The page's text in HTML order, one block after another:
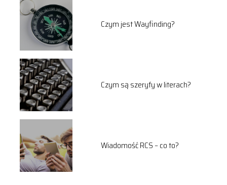
Czym jest Wayfinding?
Czym są szeryfy w literach?
Wiadomość RCS – co to?